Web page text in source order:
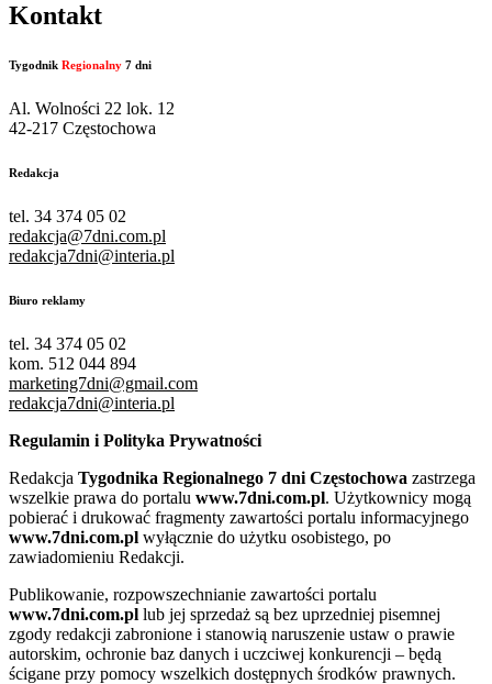
Kontakt
Tygodnik Regionalny 7 dni
Al. Wolności 22 lok. 12
42-217 Częstochowa
Redakcja
tel. 34 374 05 02
redakcja@7dni.com.pl
redakcja7dni@interia.pl
Biuro reklamy
tel. 34 374 05 02
kom. 512 044 894
marketing7dni@gmail.com
redakcja7dni@interia.pl
Regulamin i Polityka Prywatności
Redakcja Tygodnika Regionalnego 7 dni Częstochowa zastrzega
wszelkie prawa do portalu www.7dni.com.pl. Użytkownicy mogą
pobierać i drukować fragmenty zawartości portalu informacyjnego
www.7dni.com.pl wyłącznie do użytku osobistego, po
zawiadomieniu Redakcji.
Publikowanie, rozpowszechnianie zawartości portalu
www.7dni.com.pl lub jej sprzedaż są bez uprzedniej pisemnej
zgody redakcji zabronione i stanowią naruszenie ustaw o prawie
autorskim, ochronie baz danych i uczciwej konkurencji – będą
ścigane przy pomocy wszelkich dostępnych środków prawnych.